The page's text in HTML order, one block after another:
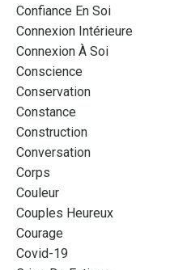
Confiance En Soi
Connexion Intérieure
Connexion À Soi
Conscience
Conservation
Constance
Construction
Conversation
Corps
Couleur
Couples Heureux
Courage
Covid-19